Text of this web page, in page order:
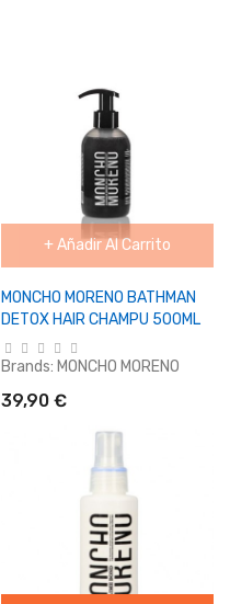
+ Añadir Al Carrito
MONCHO MORENO BATHMAN
DETOX HAIR CHAMPU 500ML
Brands: MONCHO MORENO
39,90 €